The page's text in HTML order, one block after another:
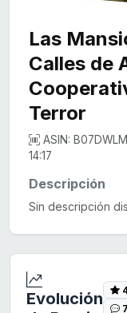
Las
Calles de
Terror
ASIN:
14:17
Descripción
Sin descripción
Evolución